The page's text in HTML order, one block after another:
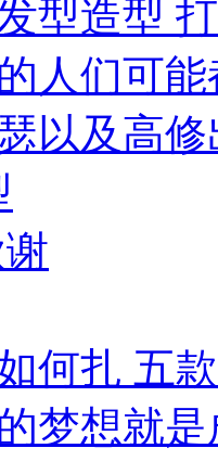
型造型
人们可
以及高
何扎 五
梦想就